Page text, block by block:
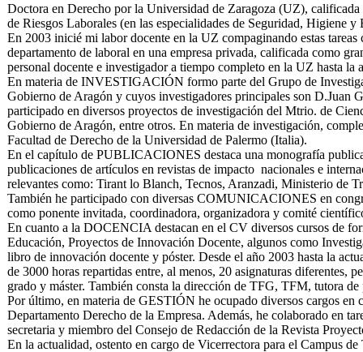
Doctora en Derecho por la Universidad de Zaragoza (UZ),
de Riesgos Laborales (en las especialidades de Seguridad, Higiene
En 2003 inicié mi labor docente en la UZ compaginando estas
departamento de laboral en una empresa privada, calificada como
personal docente e investigador a tiempo completo en la UZ hasta la
En materia de INVESTIGACIÓN formo parte del Grupo de
Gobierno de Aragón y cuyos investigadores principales son D.Juan
participado en diversos proyectos de investigación del Mtrio. de
Gobierno de Aragón, entre otros. En materia de investigación,
Facultad de Derecho de la Universidad de Palermo (Italia).
En el capítulo de PUBLICACIONES destaca una monografía
publicaciones de artículos en revistas de impacto nacionales e
relevantes como: Tirant lo Blanch, Tecnos, Aranzadi, Ministerio de
También he participado con diversas COMUNICACIONES en
como ponente invitada, coordinadora, organizadora y comité
En cuanto a la DOCENCIA destacan en el CV diversos cursos de
Educación, Proyectos de Innovación Docente, algunos como
libro de innovación docente y póster. Desde el año 2003 hasta la
de 3000 horas repartidas entre, al menos, 20 asignaturas diferentes,
grado y máster. También consta la dirección de TFG, TFM, tutora
Por último, en materia de GESTIÓN he ocupado diversos cargos en
Departamento Derecho de la Empresa. Además, he colaborado en
secretaria y miembro del Consejo de Redacción de la Revista
En la actualidad, ostento en cargo de Vicerrectora para el Campus